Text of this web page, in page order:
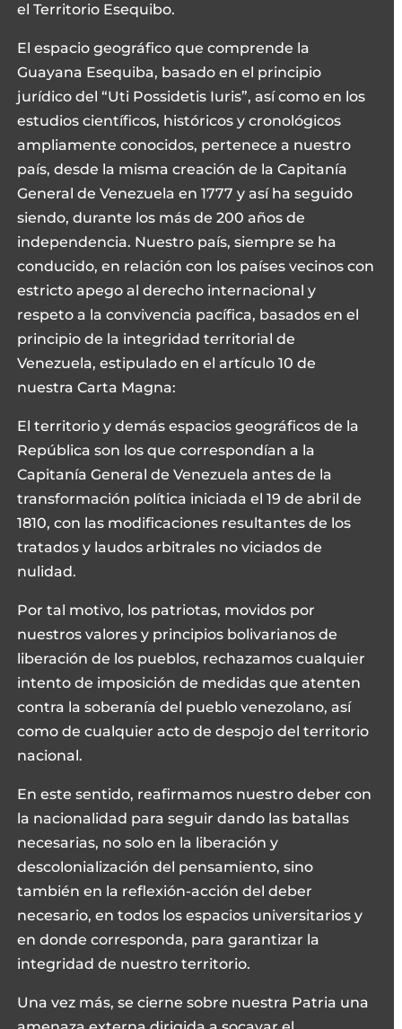
el Territorio Esequibo.
El espacio geográfico que comprende la
Guayana Esequiba, basado en el principio
jurídico del “Uti Possidetis Iuris”, así como en los
estudios científicos, históricos y cronológicos
ampliamente conocidos, pertenece a nuestro
país, desde la misma creación de la Capitanía
General de Venezuela en 1777 y así ha seguido
siendo, durante los más de 200 años de
independencia. Nuestro país, siempre se ha
conducido, en relación con los países vecinos con
estricto apego al derecho internacional y
respeto a la convivencia pacífica, basados en el
principio de la integridad territorial de
Venezuela, estipulado en el artículo 10 de
nuestra Carta Magna:
El territorio y demás espacios geográficos de la
República son los que correspondían a la
Capitanía General de Venezuela antes de la
transformación política iniciada el 19 de abril de
1810, con las modificaciones resultantes de los
tratados y laudos arbitrales no viciados de
nulidad.
Por tal motivo, los patriotas, movidos por
nuestros valores y principios bolivarianos de
liberación de los pueblos, rechazamos cualquier
intento de imposición de medidas que atenten
contra la soberanía del pueblo venezolano, así
como de cualquier acto de despojo del territorio
nacional.
En este sentido, reafirmamos nuestro deber con
la nacionalidad para seguir dando las batallas
necesarias, no solo en la liberación y
descolonialización del pensamiento, sino
también en la reflexión-acción del deber
necesario, en todos los espacios universitarios y
en donde corresponda, para garantizar la
integridad de nuestro territorio.
Una vez más, se cierne sobre nuestra Patria una